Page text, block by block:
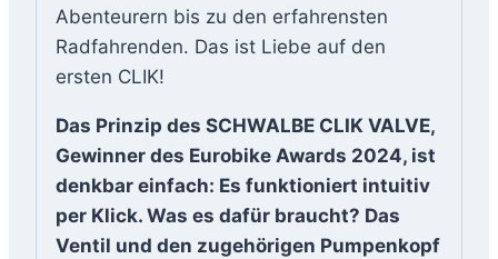
Abenteurern bis zu den erfahrensten
Radfahrenden. Das ist Liebe auf den
ersten CLIK!
Das Prinzip des SCHWALBE CLIK VALVE,
Gewinner des Eurobike Awards 2024, ist
denkbar einfach: Es funktioniert intuitiv
per Klick. Was es dafür braucht? Das
Ventil und den zugehörigen Pumpenkopf